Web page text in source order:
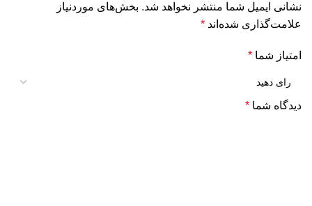
نشانی ایمیل شما منتشر نخواهد شد. بخش‌های موردنیاز
علامت‌گذاری شده‌اند *
امتیاز شما *
دیدگاه شما *